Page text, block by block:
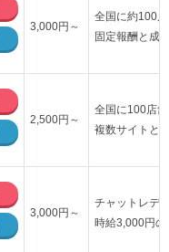
3,000円～
全国に約100
固定報酬と成
2,500円～
全国に100店
複数サイトと
3,000円～
チャットレデ
時給3,000円